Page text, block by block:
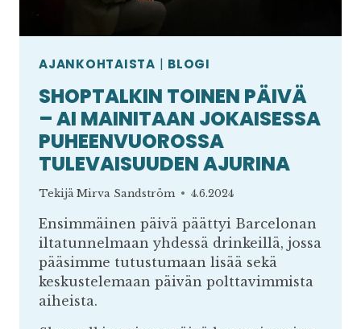
AJANKOHTAISTA | BLOGI
SHOPTALKIN TOINEN PÄIVÄ
– AI MAINITAAN JOKAISESSA
PUHEENVUOROSSA
TULEVAISUUDEN AJURINA
Tekijä Mirva Sandström 4.6.2024
Ensimmäinen päivä päättyi Barcelonan
iltatunnelmaan yhdessä drinkeillä, jossa
pääsimme tutustumaan lisää sekä
keskustelemaan päivän polttavimmista
aiheista.